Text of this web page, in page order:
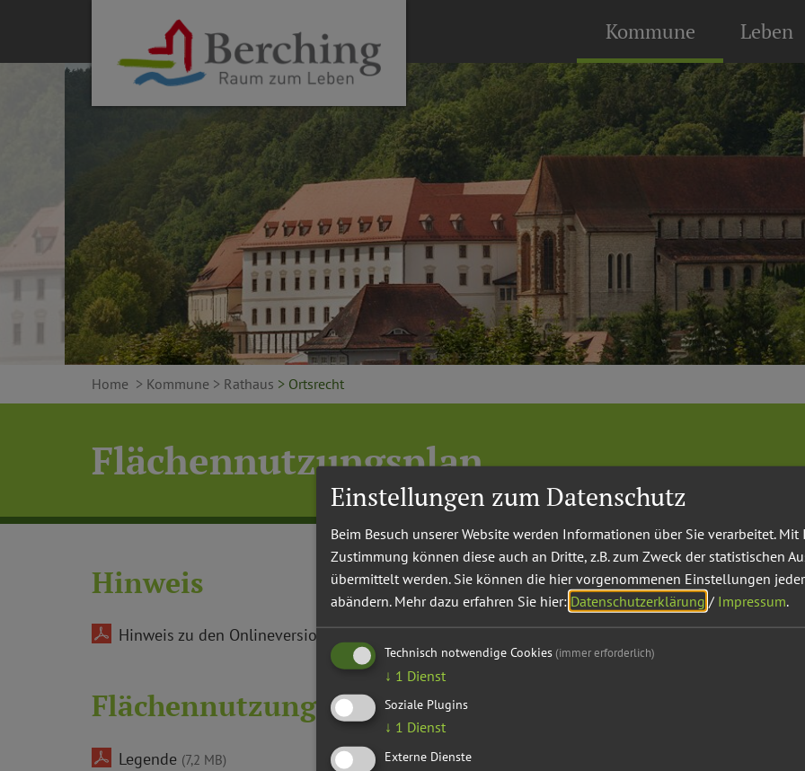
Kommune Leben
Home > Kommune > Rathaus > Ortsrecht
Flächennutzungsplan
Hinweis
Hinweis zu den Onlineversionen
Flächennutzungsplan (Gemeindegebiet)
Legende (7,2 MB)
Einstellungen zum Datenschutz
Beim Besuch unserer Website werden Informationen über Sie verarbeitet. Mit
Zustimmung können diese auch an Dritte, z.B. zum Zweck der statistischen
übermittelt werden. Sie können die hier vorgenommenen Einstellungen
abändern. Mehr dazu erfahren Sie hier: Datenschutzerklärung / Impressum.
Technisch notwendige Cookies (immer erforderlich)
↓ 1 Dienst
Soziale Plugins
↓ 1 Dienst
Externe Dienste